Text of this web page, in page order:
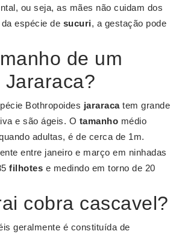
ou seja, as mães não cuidam dos
espécie de sucuri, a gestação pode
de um
Bothropoides jararacatem grande
e são ágeis. O tamanho médio
adultas, é de cerca de 1m.
entre janeiro e março em ninhadas
filhotes e medindo em torno de 20
cobra cascavel?
geralmente é constituída de